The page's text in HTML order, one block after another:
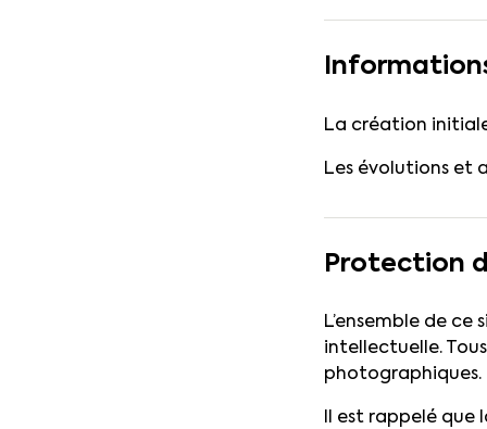
La création
Les évolutions et
Protection
L’ensemble de
intellectuelle.
photographiques.
Il est rappelé